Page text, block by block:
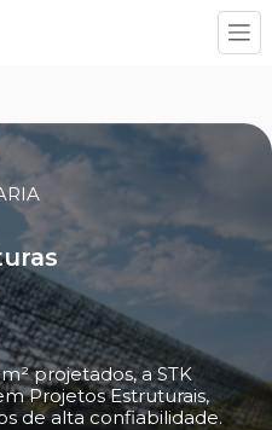
projetados, a STK
Projetos Estruturais,
de alta confiabilidade.